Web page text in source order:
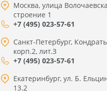
Москва, улица
строение 1
+7 (495) 023-57-61
Санкт-Петербург,
корп.2, лит.З
+7 (495) 023-57-61
Екатеринбург, ул. Б.
13.2